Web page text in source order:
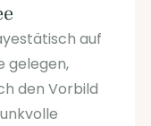
auf
gelegen,
den Vorbild